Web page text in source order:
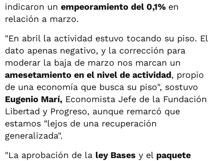
indicaron un empeoramiento del 0,1% en
relación a marzo.
"En abril la actividad estuvo tocando su piso. El
dato apenas negativo, y la corrección para
moderar la baja de marzo nos marcan un
amesetamiento en el nivel de actividad, propio
de una economía que busca su piso", sostuvo
Eugenio Marí, Economista Jefe de la Fundación
Libertad y Progreso, aunque remarcó que
estamos "lejos de una recuperación
generalizada".
"La aprobación de la ley Bases y el paquete